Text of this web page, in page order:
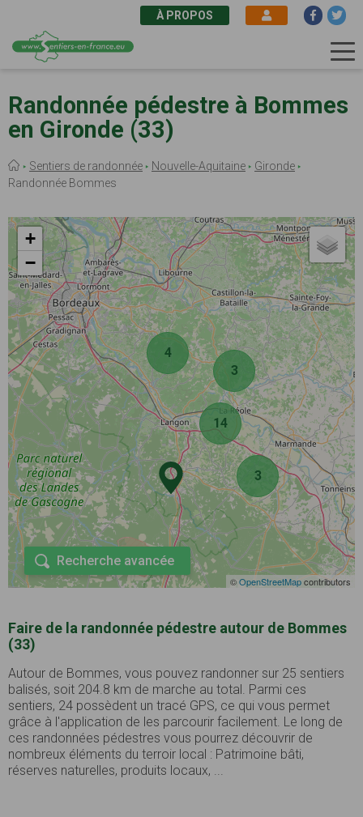
au
contenu
principal
À PROPOS
Randonnée pédestre à Bommes
en Gironde (33)
Fil
d'Ariane
Sentiers de randonnée Nouvelle-Aquitaine
Gironde
Randonnée Bommes
3
3
4
14
+
−
©OpenStreetMapcontributors
Recherche avancée
Faire de la randonnée pédestre autour de Bommes
(33)
Autour de Bommes, vous pouvez randonner sur 25 sentiers
balisés, soit 204.8 km de marche au total. Parmi ces
sentiers, 24 possèdent un tracé GPS, ce qui vous permet
grâce à l'application de les parcourir facilement. Le long de
ces randonnées pédestres vous pourrez découvrir de
nombreux éléments du terroir local : Patrimoine bâti,
réserves naturelles, produits locaux, ...